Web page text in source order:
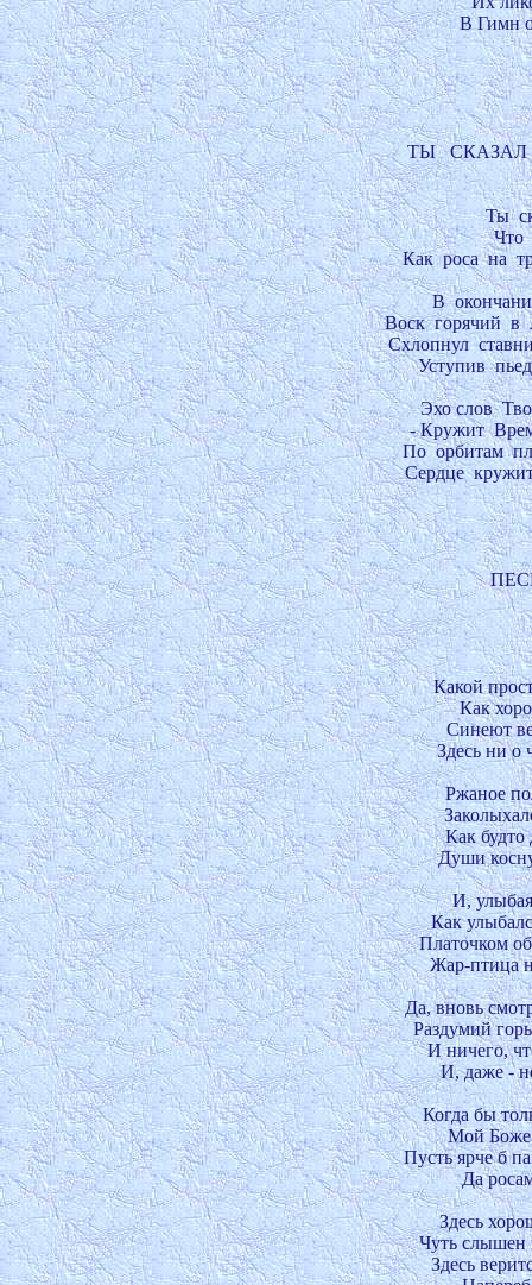
В Гимн
ТЫ
Ты
Что
Как  роса  на
В
Воск  горячий  в
Схлопнул
Уступив
Эхо слов
- Кружит
По  орбитам
Сердце
Какой
Как
Синеют
Здесь ни о
Ржаное
Как будто
Души
И,
Как
Платочком
Жар-птица
Да, вновь
Раздумий
И ничего,
И, даже -
Когда бы
Мой
Пусть ярче б
Да
Здесь
Чуть слышен
Здесь